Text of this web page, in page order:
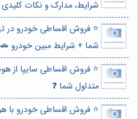
شرایط، مدارک و نکات
⭐️ فروش اقساطی خودرو در
شما + شرایط مبین خودرو 🚗
⭐️ فروش اقساطی سایپا از
متداول شما ❓
⭐️ فروش اقساطی خودرو با